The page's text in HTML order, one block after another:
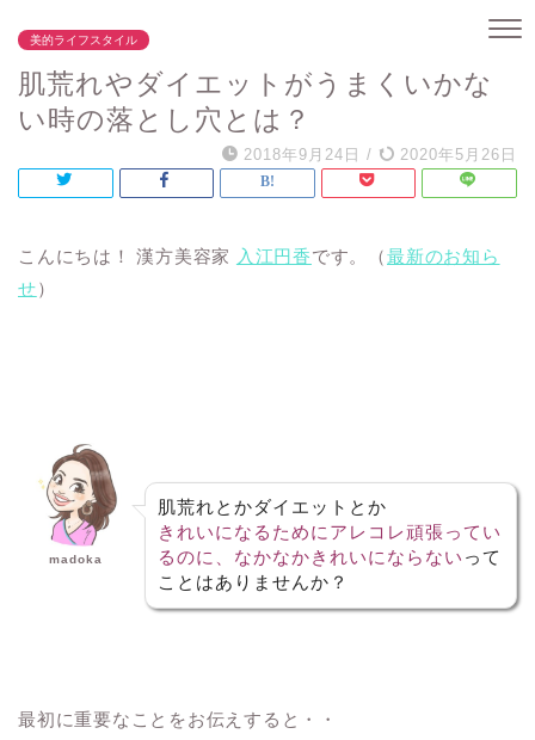
美的ライフスタイル
肌荒れやダイエットがうまくいかな
い時の落とし穴とは？
2018年9月24日 / 2020年5月26日
こんにちは！ 漢方美容家 入江円香です。（最新のお知ら
せ）
madoka
肌荒れとかダイエットとか
きれいになるためにアレコレ頑張ってい
るのに、なかなかきれいにならない って
ことはありませんか？
最初に重要なことをお伝えすると・・